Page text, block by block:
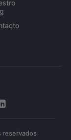
reservados